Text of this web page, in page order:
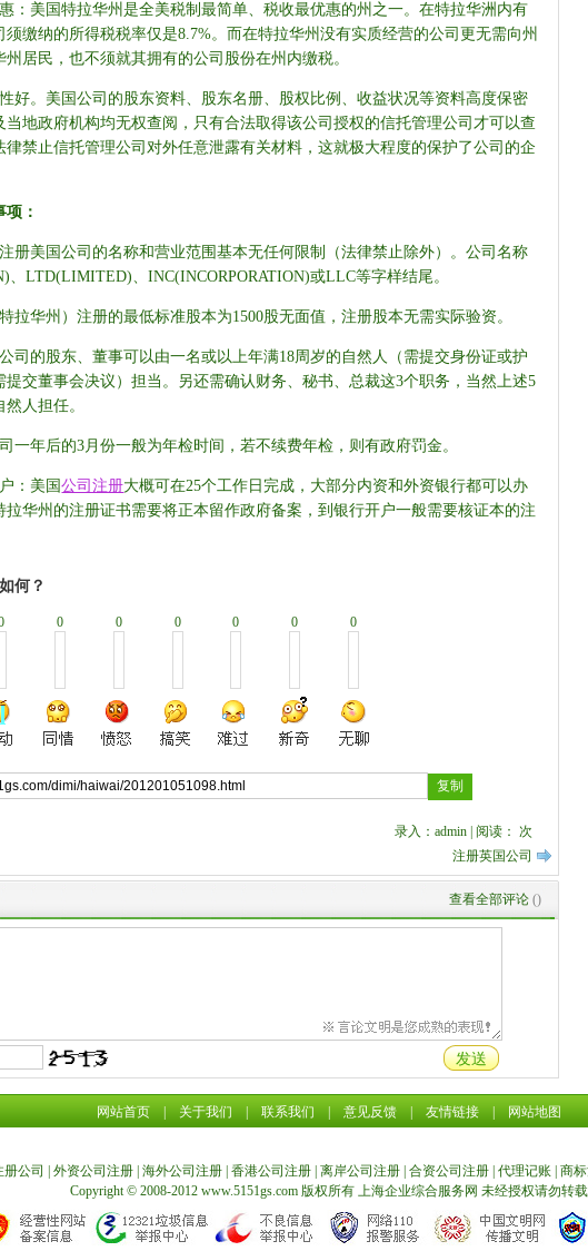
：美国特拉华州是全美税制最简单、税收最优惠的州之一。在特拉华洲内有
缴纳的所得税税率仅是8.7%。而在特拉华州没有实质经营的公司更无需向州
居民，也不须就其拥有的公司股份在州内缴税。
好。美国公司的股东资料、股东名册、股权比例、收益状况等资料高度保密
地政府机构均无权查阅，只有合法取得该公司授权的信托管理公司才可以查
律禁止信托管理公司对外任意泄露有关材料，这就极大程度的保护了公司的企
：
册美国公司的名称和营业范围基本无任何限制（法律禁止除外）。公司名称
、LTD(LIMITED)、INC(INCORPORATION)或LLC等字样结尾。
拉华州）注册的最低标准股本为1500股无面值，注册股本无需实际验资。
司的股东、董事可以由一名或以上年满18周岁的自然人（需提交身份证或护
提交董事会决议）担当。另还需确认财务、秘书、总裁这3个职务，当然上述5
人担任。
一年后的3月份一般为年检时间，若不续费年检，则有政府罚金。
：美国公司注册大概可在25个工作日完成，大部分内资和外资银行都可以办
华州的注册证书需要将正本留作政府备案，到银行开户一般需要核证本的注
何？
0 0 0 0 0 0
录入：admin | 阅读：
次
注册英国公司
查看全部评论 ()
网站首页 关于我们 联系我们 意见反馈 友情链接 网站地图
公司 外资公司注册 海外公司注册 香港公司注册 离岸公司注册 合资公司注册 代理记账 商
Copyright © 2008-2012 www.5151gs.com 版权所有 上海企业综合服务网 未经授权请勿转载